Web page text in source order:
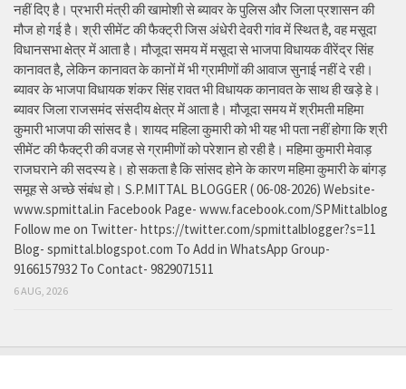
नहीं दिए है। प्रभारी मंत्री की खामोशी से ब्यावर के पुलिस और जिला प्रशासन की
मौज हो गई है। श्री सीमेंट की फैक्ट्री जिस अंधेरी देवरी गांव में स्थित है, वह मसूदा
विधानसभा क्षेत्र में आता है। मौजूदा समय में मसूदा से भाजपा विधायक वीरेंद्र सिंह
कानावत है, लेकिन कानावत के कानों में भी ग्रामीणों की आवाज सुनाई नहीं दे रही।
ब्यावर के भाजपा विधायक शंकर सिंह रावत भी विधायक कानावत के साथ ही खड़े हे।
ब्यावर जिला राजसमंद संसदीय क्षेत्र में आता है। मौजूदा समय में श्रीमती महिमा
कुमारी भाजपा की सांसद है। शायद महिला कुमारी को भी यह भी पता नहीं होगा कि श्री
सीमेंट की फैक्ट्री की वजह से ग्रामीणों को परेशान हो रही है। महिमा कुमारी मेवाड़
राजघराने की सदस्य हे। हो सकता है कि सांसद होने के कारण महिमा कुमारी के बांगड़
समूह से अच्छे संबंध हो। S.P.MITTAL BLOGGER ( 06-08-2026) Website-
www.spmittal.in Facebook Page- www.facebook.com/SPMittalblog
Follow me on Twitter- https://twitter.com/spmittalblogger?s=11
Blog- spmittal.blogspot.com To Add in WhatsApp Group-
9166157932 To Contact- 9829071511
6 AUG, 2026